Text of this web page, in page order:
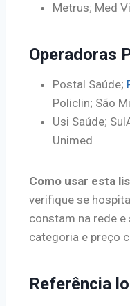
Metrus; Med
Operadoras
Postal Saúde;
Policlin; São
Usi Saúde;
Unimed
Como usar esta
verifique se
constam na rede
categoria e preço
Referência